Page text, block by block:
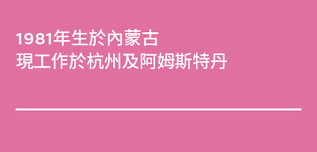
1981年生於內蒙古
現工作於杭州及阿姆斯特丹